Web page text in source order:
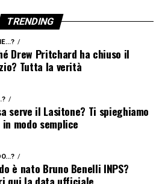
TRENDING
Drew Pritchard ha chiuso il
Tutta la verità
serve il Lasitone? Ti spieghiamo
modo semplice
è nato Bruno Benelli INPS?
qui la data ufficiale